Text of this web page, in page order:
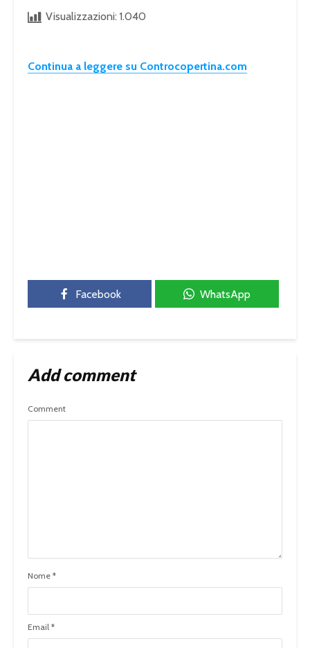
Visualizzazioni: 1.040
Continua a leggere su Controcopertina.com
Facebook WhatsApp
Add comment
Comment
Nome *
Email *